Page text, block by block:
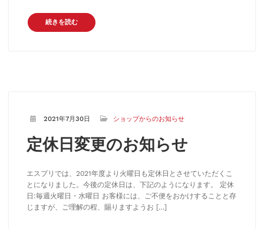
続きを読む
2021年7月30日 ショップからのお知らせ
定休日変更のお知らせ
エスプリでは、2021年度より火曜日も定休日とさせていただくこ
とになりました。今後の定休日は、下記のようになります。 定休
日:毎週火曜日・水曜日 お客様には、ご不便をおかけすることと存
じますが、ご理解の程、賜りますようお […]